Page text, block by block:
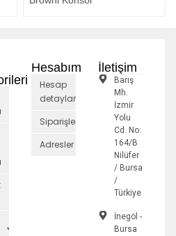
Hesabım
Hesap
detayları
Siparişler
Adresler
İletişim
Barış
Mh.
İzmir
Yolu
Cd. No:
164/B
Nilüfer
/ Bursa
/
Türkiye
İnegöl -
Bursa